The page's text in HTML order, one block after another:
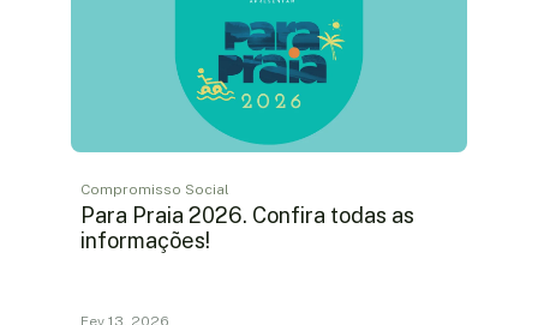
Compromisso Social
Para Praia 2026. Confira todas as
informações!
Fev 13, 2026